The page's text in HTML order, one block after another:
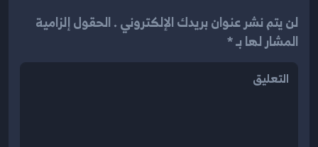
لن يتم نشر عنوان بريدك الإلكتروني . الحقول إلزامية
المشار لها بـ *